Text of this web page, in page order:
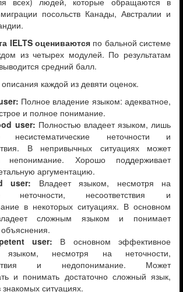
посольств Канады, Австралии и
IELTS оцениваются по бальной системе
из четырех модулей. По результатам
средний балл.
каждой из девяти оценок.
Полное владение языком: адекватное,
и полное понимание.
user: Полностью владеет языком, лишь
несистематические неточности и
В непривычных ситуациях может
непонимание. Хорошо поддерживает
аргументацию.
user:
Владеет языком, несмотря на
неточности, несоответствия и
в некоторых ситуациях. В основном
сложным языком и понимает
user:
В основном эффективное
языком, несмотря на неточности,
и недопонимание. Может
и понимать достаточно сложный язык,
ситуациях.